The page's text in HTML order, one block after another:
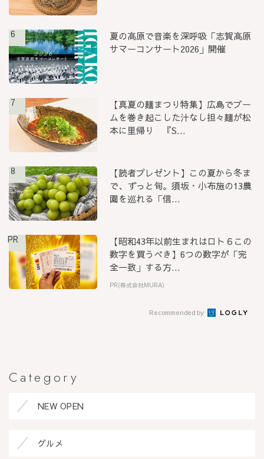
6
夏の高原で音楽を深呼吸「志賀高原
サマーコンサート2026」開催
7
【真夏の麺まつり特集】広島でブー
ムを巻き起こした汁なし担々麺が松
本に里帰り 『S...
8
【読者プレゼント】この夏から冬ま
で、ずっと旬。須坂・小布施の13農
園を巡れる「信...
PR
【昭和43年以前生まれはロト６この
数字を買うべき】6つの数字が「完
全一致」する方...
PR(株式会社MURA)
Recommended by
Category
NEW OPEN
グルメ